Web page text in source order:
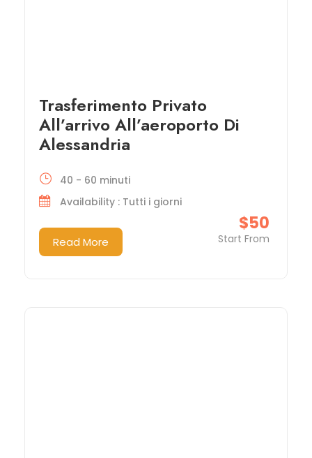
Trasferimento Privato
All’arrivo All’aeroporto Di
Alessandria
$50
Start From
40 - 60 minuti
Availability : Tutti i giorni
Read More